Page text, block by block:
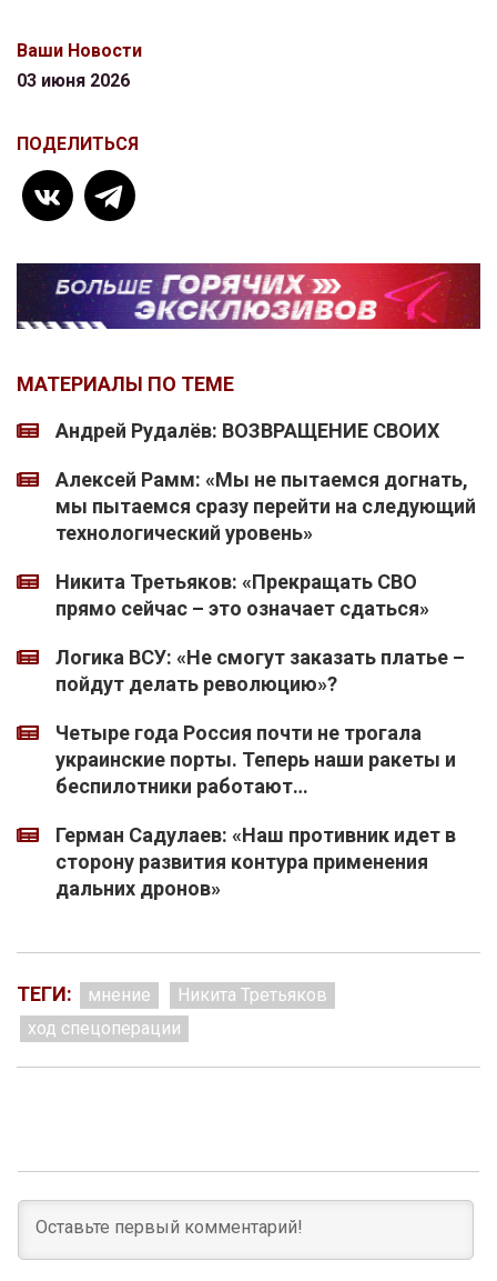
Ваши Новости
03 июня 2026
ПОДЕЛИТЬСЯ
МАТЕРИАЛЫ ПО ТЕМЕ
Андрей Рудалёв: ВОЗВРАЩЕНИЕ СВОИХ
Алексей Рамм: «Мы не пытаемся догнать,
мы пытаемся сразу перейти на следующий
технологический уровень»
Никита Третьяков: «Прекращать СВО
прямо сейчас – это означает сдаться»
Логика ВСУ: «Не смогут заказать платье –
пойдут делать революцию»?
Четыре года Россия почти не трогала
украинские порты. Теперь наши ракеты и
беспилотники работают…
Герман Садулаев: «Наш противник идет в
сторону развития контура применения
дальних дронов»
ТЕГИ: мнение
Никита Третьяков
ход спецоперации